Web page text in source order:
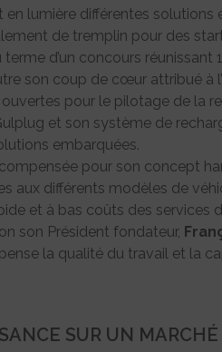
lumière différentes solutions
de tremplin pour des
d’un concours réunissant
son coup de cœur attribué à
pour le pilotage de la
et son système de
embarquées.
pour son concept
aux différents modèles de
et à bas coûts des services
son Président fondateur,
la qualité du travail et la
SUR UN